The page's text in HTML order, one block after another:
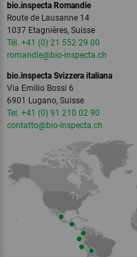
bio.inspecta Romandie
Route de Lausanne 14
1037 Etagnières, Suisse
Tél. +41 (0) 21 552 29 00
romandie@bio-inspecta.ch
bio.inspecta Svizzera italiana
Via Emilio Bossi 6
6901 Lugano, Suisse
Tel. +41 (0) 91 210 02 90
contatto@bio-inspecta.ch